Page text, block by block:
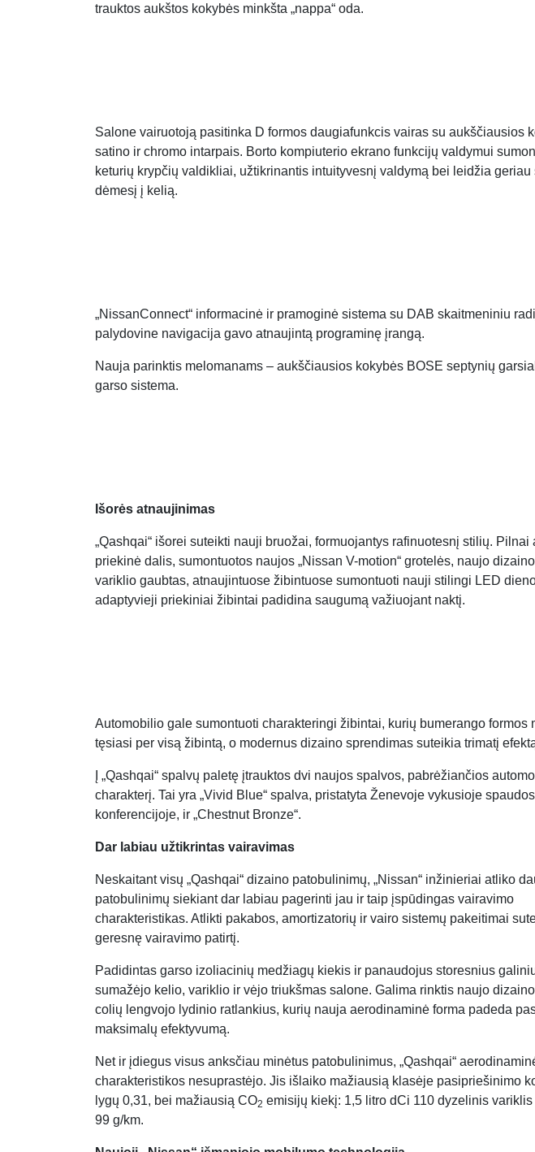
trauktos aukštos kokybės minkšta „nappa“ oda.
Salone vairuotoją pasitinka D formos daugiafunkcis vairas su aukščiausios
satino ir chromo intarpais. Borto kompiuterio ekrano funkcijų valdymui
keturių krypčių valdikliai, užtikrinantis intuityvesnį valdymą bei leidžia geriau
dėmesį į kelią.
„NissanConnect“ informacinė ir pramoginė sistema su DAB skaitmeniniu
palydovine navigacija gavo atnaujintą programinę įrangą.
Nauja parinktis melomanams – aukščiausios kokybės BOSE septynių
garso sistema.
Išorės atnaujinimas
„Qashqai“ išorei suteikti nauji bruožai, formuojantys rafinuotesnį stilių. Pilnai
priekinė dalis, sumontuotos naujos „Nissan V-motion“ grotelės, naujo
variklio gaubtas, atnaujintuose žibintuose sumontuoti nauji stilingi LED
adaptyvieji priekiniai žibintai padidina saugumą važiuojant naktį.
Automobilio gale sumontuoti charakteringi žibintai, kurių bumerango formos
tęsiasi per visą žibintą, o modernus dizaino sprendimas suteikia trimatį
Į „Qashqai“ spalvų paletę įtrauktos dvi naujos spalvos, pabrėžiančios
charakterį. Tai yra „Vivid Blue“ spalva, pristatyta Ženevoje vykusioje spaudos
konferencijoje, ir „Chestnut Bronze“.
Dar labiau užtikrintas vairavimas
Neskaitant visų „Qashqai“ dizaino patobulinimų, „Nissan“ inžinieriai atliko
patobulinimų siekiant dar labiau pagerinti jau ir taip įspūdingas vairavimo
charakteristikas. Atlikti pakabos, amortizatorių ir vairo sistemų pakeitimai
geresnę vairavimo patirtį.
Padidintas garso izoliacinių medžiagų kiekis ir panaudojus storesnius
sumažėjo kelio, variklio ir vėjo triukšmas salone. Galima rinktis naujo
colių lengvojo lydinio ratlankius, kurių nauja aerodinaminė forma padeda
maksimalų efektyvumą.
Net ir įdiegus visus anksčiau minėtus patobulinimus, „Qashqai“
charakteristikos nesuprastėjo. Jis išlaiko mažiausią klasėje pasipriešinimo
lygų 0,31, bei mažiausią CO2 emisijų kiekį: 1,5 litro dCi 110 dyzelinis
99 g/km.